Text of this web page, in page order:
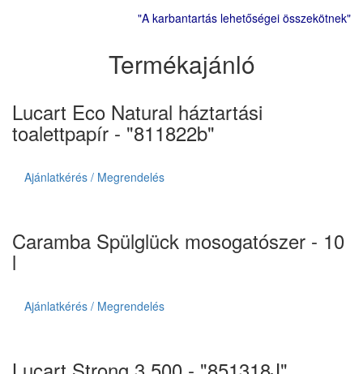
"A karbantartás lehetőségei összekötnek"
Termékajánló
Lucart Eco Natural háztartási
toalettpapír - "811822b"
Ajánlatkérés / Megrendelés
Caramba Spülglück mosogatószer - 10
l
Ajánlatkérés / Megrendelés